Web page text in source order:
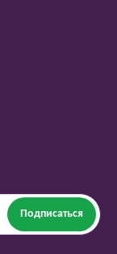
Подписаться